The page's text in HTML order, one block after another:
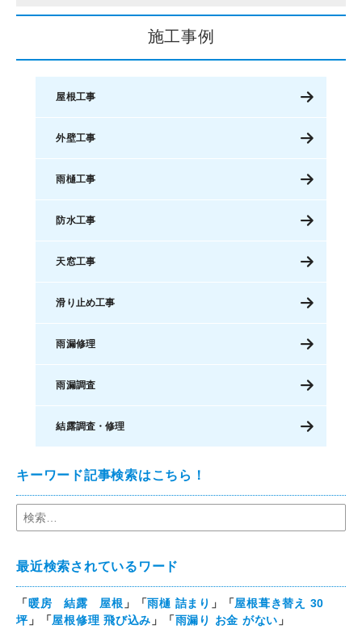
施工事例
屋根工事
外壁工事
雨樋工事
防水工事
天窓工事
滑り止め工事
雨漏修理
雨漏調査
結露調査・修理
キーワード記事検索はこちら！
最近検索されているワード
「暖房 結露 屋根 」「雨樋 詰まり 」「屋根葺き替え 30
坪」「屋根修理 飛び込み 」「雨漏り お金 がない 」